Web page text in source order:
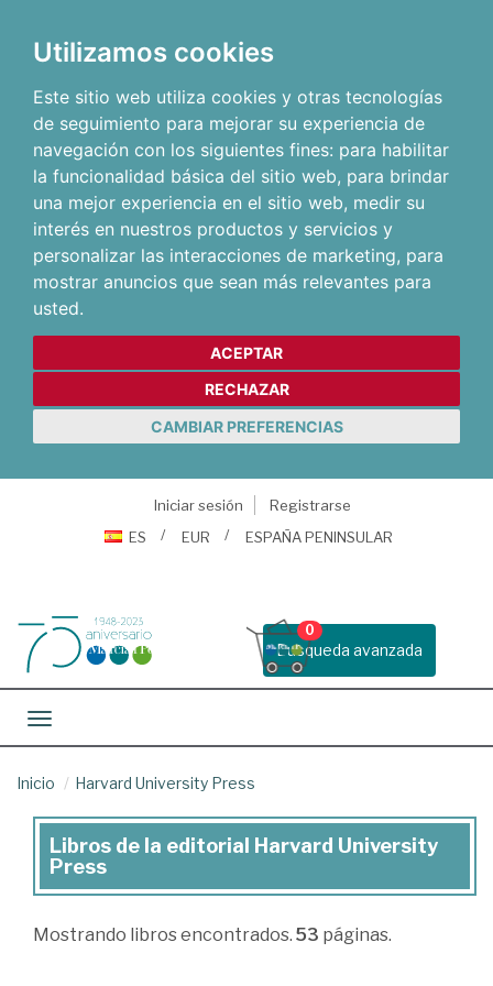
Utilizamos cookies
Este sitio web utiliza cookies y otras tecnologías
de seguimiento para mejorar su experiencia de
navegación con los siguientes fines: para habilitar
la funcionalidad básica del sitio web, para brindar
una mejor experiencia en el sitio web, medir su
interés en nuestros productos y servicios y
personalizar las interacciones de marketing, para
mostrar anuncios que sean más relevantes para
usted.
ACEPTAR
RECHAZAR
CAMBIAR PREFERENCIAS
Iniciar sesión
Registrarse
ES
EUR ESPAÑA PENINSULAR
Busqueda avanzada
0
Toggle navigation
Inicio Harvard University Press
Libros
de
la
Libros de la editorial Harvard University
Press
Mostrando libros encontrados. 53 páginas.